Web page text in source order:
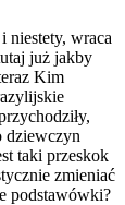
niestety, wraca
już jakby
Kim
dziewczyn
taki przeskok
zmieniać
podstawówki?